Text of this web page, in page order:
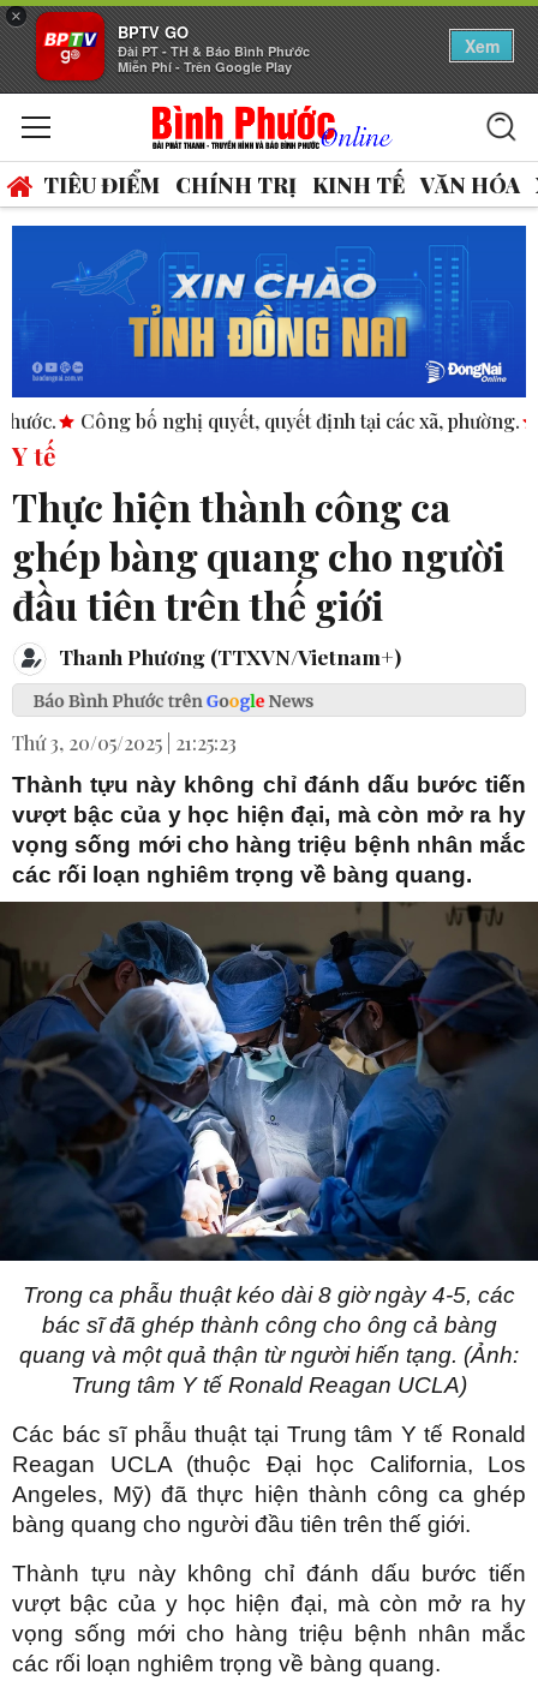
×
BPTV GO
Đài PT - TH & Báo Bình Phước
Miễn Phí - Trên Google Play
Xem
TIÊU ĐIỂM CHÍNH TRỊ KINH TẾ VĂN HÓA
bố nghị quyết, quyết định tại các xã, phường. ASEAN
Y tế
Thực hiện thành công ca
ghép bàng quang cho người
đầu tiên trên thế giới
Thanh Phương (TTXVN/Vietnam+)
Thứ 3, 20/05/2025 | 21:25:23
Thành tựu này không chỉ đánh dấu bước tiến
vượt bậc của y học hiện đại, mà còn mở ra hy
vọng sống mới cho hàng triệu bệnh nhân mắc
các rối loạn nghiêm trọng về bàng quang.
Trong ca phẫu thuật kéo dài 8 giờ ngày 4-5, các
bác sĩ đã ghép thành công cho ông cả bàng
quang và một quả thận từ người hiến tạng. (Ảnh:
Trung tâm Y tế Ronald Reagan UCLA)
Các bác sĩ phẫu thuật tại Trung tâm Y tế Ronald
Reagan UCLA (thuộc Đại học California, Los
Angeles, Mỹ) đã thực hiện thành công ca ghép
bàng quang cho người đầu tiên trên thế giới.
Thành tựu này không chỉ đánh dấu bước tiến
vượt bậc của y học hiện đại, mà còn mở ra hy
vọng sống mới cho hàng triệu bệnh nhân mắc
các rối loạn nghiêm trọng về bàng quang.